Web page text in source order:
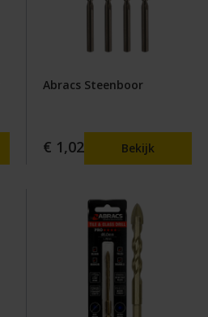
Abracs Steenboor
€ 1,02 Bekijk